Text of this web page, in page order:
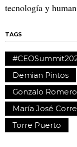
tecnología y
TAGS
Demian Pintos
Gonzalo Romero
María José
Torre Puerto